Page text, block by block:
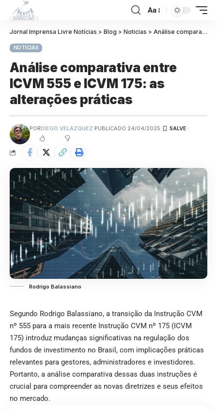
Aa
Jornal Imprensa Livre Notícias > Blog > Noticias > Análise comparativa entre ICVM 555 e ICVM 175: as alterações práticas
NOTICIAS
Análise comparativa entre
ICVM 555 e ICVM 175: as
alterações práticas
PORDIEGO VELÁZQUEZ PUBLICADO 24/04/2025
Rodrigo Balassiano
Segundo Rodrigo Balassiano, a transição da Instrução CVM
nº 555 para a mais recente Instrução CVM nº 175 (ICVM
175) introduz mudanças significativas na regulação dos
fundos de investimento no Brasil, com implicações práticas
relevantes para gestores, administradores e investidores.
Portanto, a análise comparativa dessas duas instruções é
crucial para compreender as novas diretrizes e seus efeitos
no mercado.